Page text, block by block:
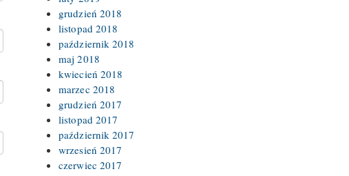
grudzień 2018
listopad 2018
październik 2018
maj 2018
kwiecień 2018
marzec 2018
grudzień 2017
listopad 2017
październik 2017
wrzesień 2017
czerwiec 2017